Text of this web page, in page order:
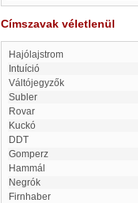
Címszavak véletlenül
Hajólajstrom
intuíció
Váltójegyzők
Subler
Rovar
Kuckó
DDT
Gomperz
Hammál
Negrók
Firnhaber